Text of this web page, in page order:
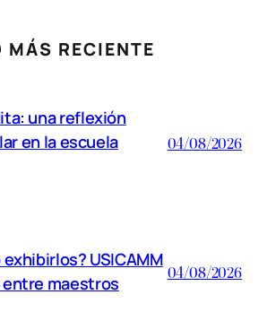
MÁS RECIENTE
una reflexión
en la escuela
04/08/2026
USICAMM
maestros
04/08/2026